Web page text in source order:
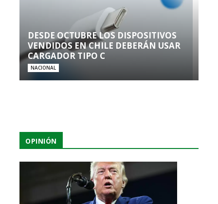
DESDE OCTUBRE LOS DISPOSITIVOS
VENDIDOS EN CHILE DEBERÁN USAR
CARGADOR TIPO C
NACIONAL
OPINIÓN